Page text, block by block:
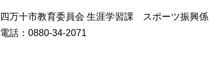
四万十市教育委員会 生涯学習課 スポーツ振興係
電話：0880-34-2071